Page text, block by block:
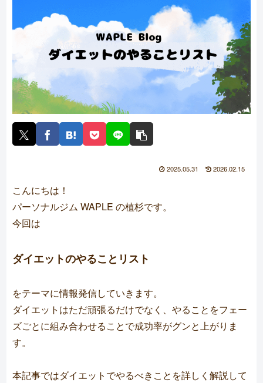
2025.05.31 2026.02.15
こんにちは！
パーソナルジム WAPLE の植杉です。
今回は
ダイエットのやることリスト
をテーマに情報発信していきます。
ダイエットはただ頑張るだけでなく、やることをフェー
ズごとに組み合わせることで成功率がグンと上がりま
す。
本記事ではダイエットでやるべきことを詳しく解説して